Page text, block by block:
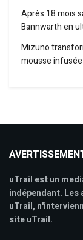
Après 18 mois
Bannwarth en
Mizuno
mousse infusée
uTrail est un
indépendant.
uTrail,
site uTrail.